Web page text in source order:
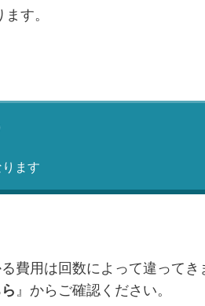
ます。
ります
費用は回数によって違ってき
』からご確認ください。